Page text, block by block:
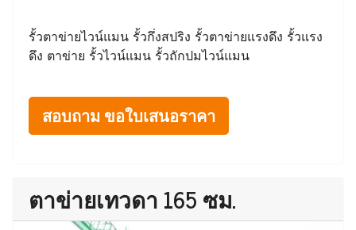
รั้วตาข่ายไวน์แมน รั้วกึ่งสปริง รั้วตาข่ายแรงดึง รั้วแรง
ดึง ตาข่าย รั้วไวน์แมน รั้วถักปมไวน์แมน
สอบถาม ขอใบเสนอราคา
ตาข่ายเทวดา 165 ซม.